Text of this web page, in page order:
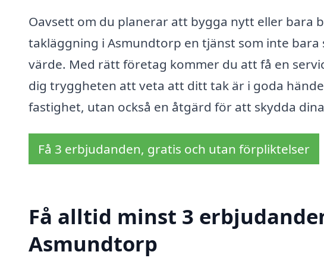
Oavsett om du planerar att bygga nytt eller bara
takläggning i Asmundtorp en tjänst som inte
värde. Med rätt företag kommer du att få en
dig tryggheten att veta att ditt tak är i goda
fastighet, utan också en åtgärd för att skydda
Få 3 erbjudanden, gratis och utan förpliktelser
Få alltid minst 3
Asmundtorp